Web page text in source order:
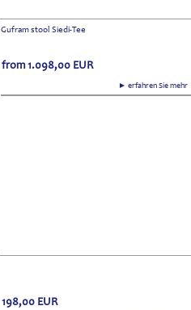
Gufram stool Siedi-Tee
► erfahren Sie
from1.098,00 EUR
198,00 EUR